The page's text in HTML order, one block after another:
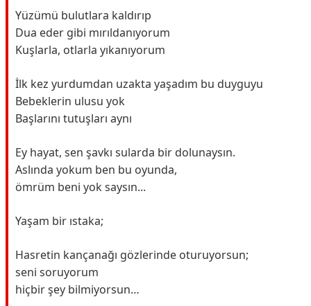
Yüzümü bulutlara kaldırıp
Dua eder gibi mırıldanıyorum
Kuşlarla, otlarla yıkanıyorum
İlk kez yurdumdan uzakta yaşadım bu duyguyu
Bebeklerin ulusu yok
Başlarını tutuşları aynı
Ey hayat, sen şavkı sularda bir dolunaysın.
Aslında yokum ben bu oyunda,
ömrüm beni yok saysın...
Yaşam bir ıstaka;
Hasretin kançanağı gözlerinde oturuyorsun;
seni soruyorum
hiçbir şey bilmiyorsun…